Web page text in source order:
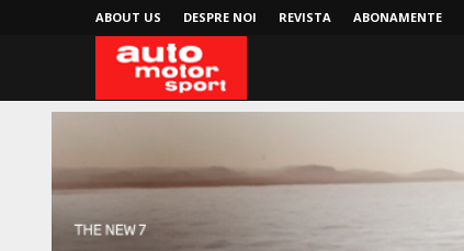
ABOUT US DESPRE NOI REVISTA ABONAMENTE